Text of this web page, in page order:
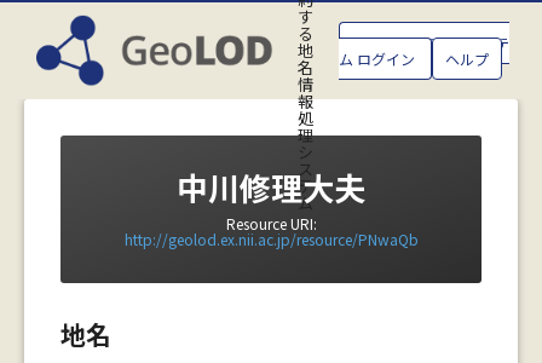
す
る
地
名
情
報
処
理
シ
ス
テ
ム
GeoLOD地名管理システ
ム ログイン ヘルプ
中川修理大夫
Resource URI:
http://geolod.ex.nii.ac.jp/resource/PNwaQb
地名